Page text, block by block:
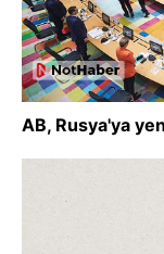
AB, Rusya'ya